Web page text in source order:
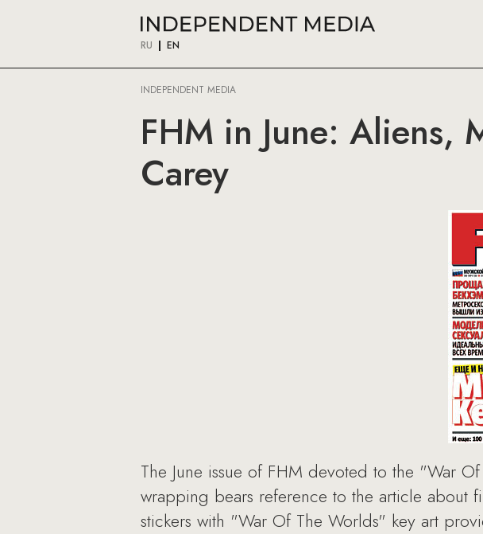
RU EN
INDEPENDENT MEDIA
FHM in June: Aliens,
Carey
The June issue of FHM devoted to the "War
wrapping bears reference to the article about
stickers with "War Of The Worlds" key art